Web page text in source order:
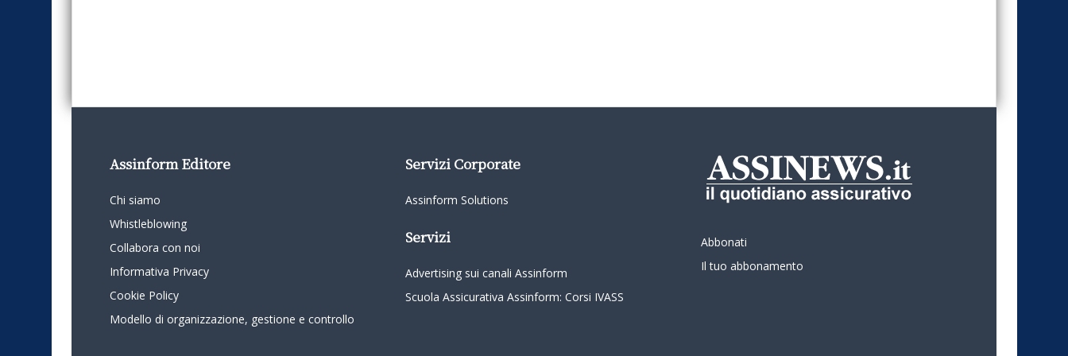
Assinform Editore
Chi siamo
Whistleblowing
Collabora con noi
Informativa Privacy
Cookie Policy
Modello di organizzazione, gestione e controllo
Servizi Corporate
Assinform Solutions
Servizi
Advertising sui canali Assinform
Scuola Assicurativa Assinform: Corsi IVASS
Abbonati
Il tuo abbonamento